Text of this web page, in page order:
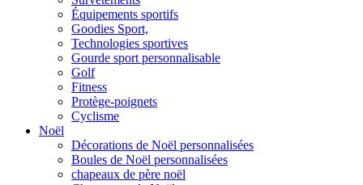
Équipements sportifs
Goodies Sport,
Technologies sportives
Gourde sport personnalisable
Golf
Fitness
Protège-poignets
Cyclisme
Noël
Décorations de Noël personnalisées
Boules de Noël personnalisées
chapeaux de père noël